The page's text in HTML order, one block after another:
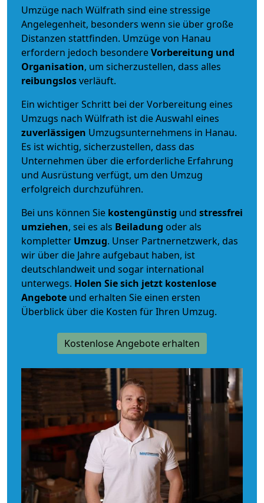
Umzüge nach Wülfrath sind eine stressige
Angelegenheit, besonders wenn sie über große
Distanzen stattfinden. Umzüge von Hanau
erfordern jedoch besondereVorbereitung und
Organisation, um sicherzustellen, dass alles
reibungslosverläuft.
Ein wichtiger Schritt bei der Vorbereitung eines
Umzugs nach Wülfrath ist die Auswahl eines
zuverlässigen Umzugsunternehmens in Hanau.
Es ist wichtig, sicherzustellen, dass das
Unternehmen über die erforderliche Erfahrung
und Ausrüstung verfügt, um den Umzug
erfolgreich durchzuführen.
Bei uns können Sie kostengünstig und stressfrei
umziehen, sei es als Beiladung oder als
kompletter Umzug. Unser Partnernetzwerk, das
wir über die Jahre aufgebaut haben, ist
deutschlandweit und sogar international
unterwegs. Holen Sie sich jetzt kostenlose
Angebote und erhalten Sie einen ersten
Überblick über die Kosten für Ihren Umzug.
Kostenlose Angebote erhalten